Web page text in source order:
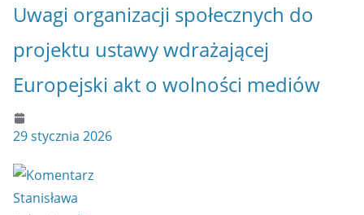
Uwagi organizacji społecznych do
projektu ustawy wdrażającej
Europejski akt o wolności mediów
29 stycznia 2026